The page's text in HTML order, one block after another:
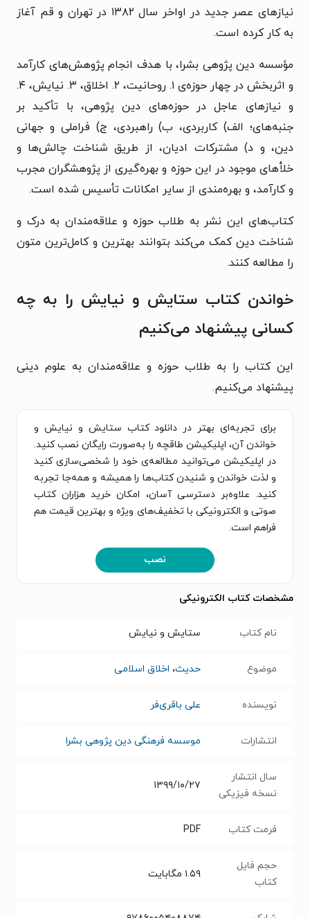
نیازهای عصر جدید در اواخر سال ۱۳۸۲ در تهران و قم آغاز
به کار کرده است.
مؤسسه دین پژوهی بشرا، با هدف انجام پژوهش‌های کارآمد
و اثربخش در چهار حوزه‌ی ۱. روحانیت، ۲. اخلاق، ۳. نیایش، ۴.
و نیازهای عاجل در حوزه‌های دین پژوهی،‌ با تأکید بر
جنبه‌های؛ الف) کاربردی، ب) راهبردی، ج) فراملی و جهانی
دین،‌ و د) مشترکات ادیان، از طریق شناخت چالش‌ها و
خلأهای موجود در این حوزه و بهره‌گیری از پژوهشگران مجرب
و کارآمد، و بهره‌مندی از سایر امکانات تأسیس شده است.
کتاب‌های این نشر به طلاب حوزه و علاقه‌مندان به درک و
شناخت دین کمک می‌کند بتوانند بهترین و کامل‌ترین متون
را مطالعه کنند.
خواندن کتاب‌ ستایش و نیایش را به چه
کسانی پیشنهاد می‌کنیم
این کتاب را به طلاب حوزه و علاقه‌مندان به علوم دینی
پیشنهاد می‌کنیم.
برای تجربه‌ای بهتر در دانلود کتاب ستایش و نیایش و
خواندن آن، اپلیکیشن طاقچه را به‌صورت رایگان نصب کنید.
در اپلیکیشن می‌توانید مطالعه‌ی خود را شخصی‌سازی کنید
و لذت خواندن و شنیدن کتاب‌ها را همیشه و همه‌جا تجربه
کنید. علاوه‌بر دسترسی آسان، امکان خرید هزاران کتاب
صوتی و الکترونیکی با تخفیف‌های ویژه و بهترین قیمت هم
فراهم است.
نصب
مشخصات کتاب الکترونیکی
نام کتاب ستایش و نیایش
موضوع حدیث، اخلاق اسلامی
نویسنده علی باقری‌فر
انتشارات موسسه فرهنگی دین پژوهی بشرا
سال انتشار
نسخه فیزیکی
۱۳۹۹/۱۰/۲۷
فرمت کتاب PDF
حجم فایل
کتاب
۱.۵۹ مگابایت